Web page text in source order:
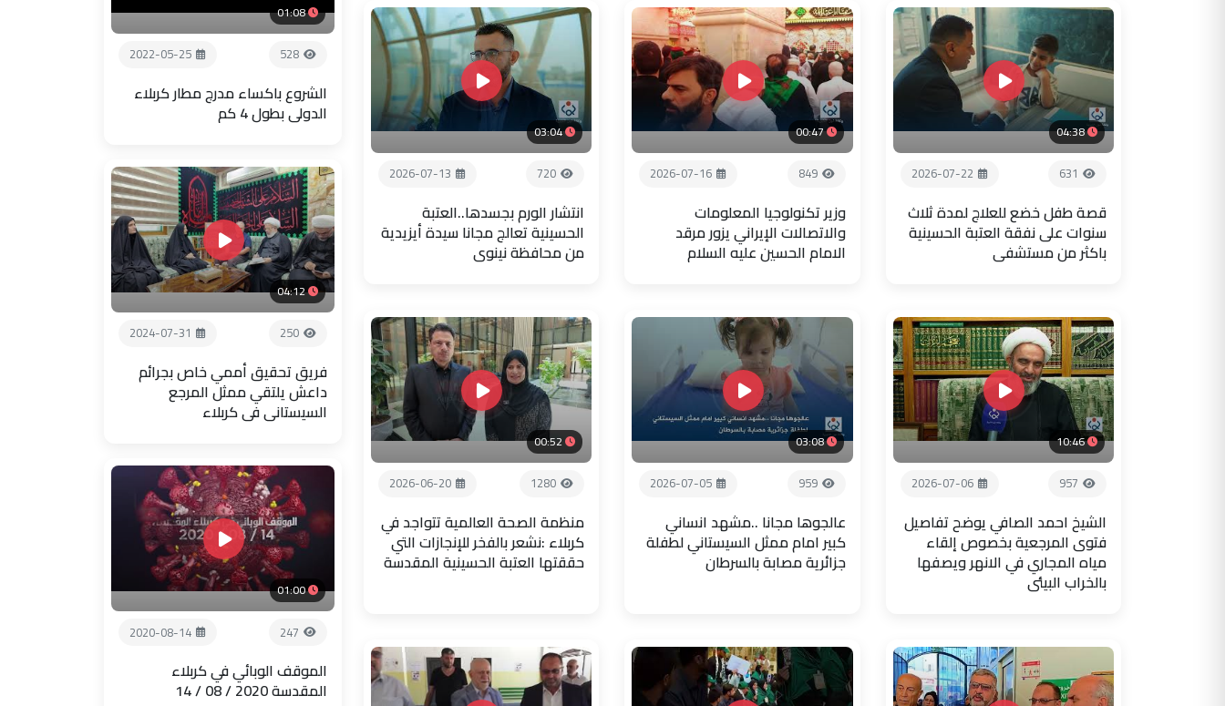
04:38
631
2026-07-22
قصة طفل خضع للعلاج لمدة ثلاث
سنوات على نفقة العتبة الحسينية
باكثر من مستشفى
00:47
849
2026-07-16
وزير تكنولوجيا المعلومات
والاتصالات الإيراني يزور مرقد
الامام الحسين عليه السلام
03:04
720
2026-07-13
انتشار الورم بجسدها..العتبة
الحسينية تعالج مجانا سيدة أيزيدية
من محافظة نينوى
10:46
957
2026-07-06
الشيخ احمد الصافي يوضح تفاصيل
فتوى المرجعية بخصوص إلقاء
مياه المجاري في الانهر ويصفها
بالخراب البيئي
03:08
959
2026-07-05
عالجوها مجانا ..مشهد انساني
كبير امام ممثل السيستاني لطفلة
جزائرية مصابة بالسرطان
00:52
1280
2026-06-20
منظمة الصحة العالمية تتواجد في
كربلاء :نشعر بالفخر للإنجازات التي
حققتها العتبة الحسينية المقدسة
01:08
528
2022-05-25
الشروع باكساء مدرج مطار كربلاء
الدولي بطول 4 كم
04:12
250
2024-07-31
فريق تحقيق أممي خاص بجرائم
داعش يلتقي ممثل المرجع
السيستاني في كربلاء
01:00
247
2020-08-14
الموقف الوبائي في كربلاء
المقدسة 2020 / 08 / 14